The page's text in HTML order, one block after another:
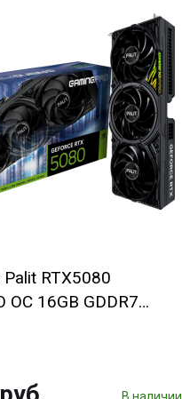
RTX5080
OC 16GB GDDR7
3FAN RTL